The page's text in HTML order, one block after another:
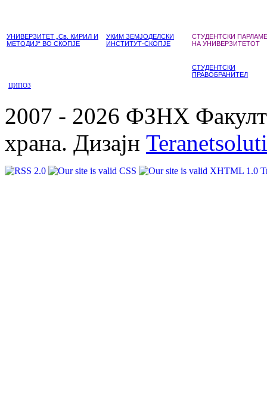
УНИВЕРЗИТЕТ „Св. КИРИЛ И
МЕТОДИЈ“ ВО СКОПЈЕ
УКИМ ЗЕМЈОДЕЛСКИ
ИНСТИТУТ-СКОПЈЕ
СТУДЕНТСКИ
НА УНИВЕРЗИТЕТОТ
СТУДЕНТСКИ
ПРАВОБРАНИТЕЛ
ЦИПОЗ
2007 - 2026 ФЗНХ
храна. Дизајн